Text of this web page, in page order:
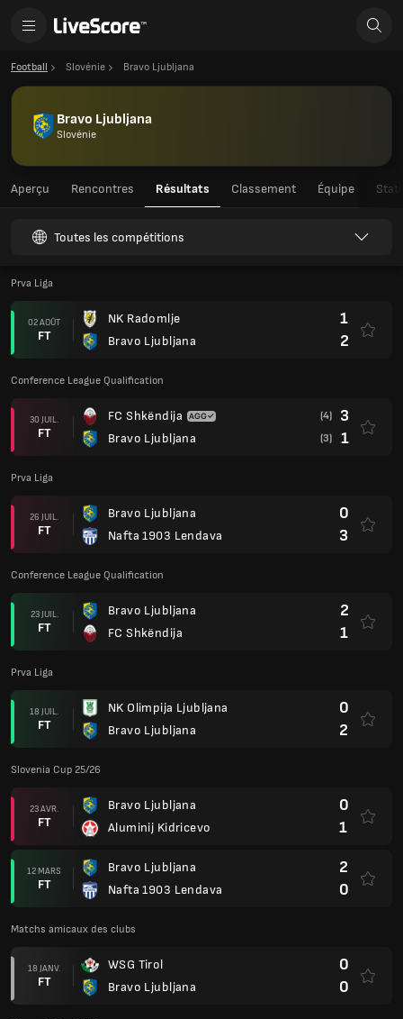
Football Slovénie Bravo Ljubljana
Bravo Ljubljana
Slovénie
Aperçu Rencontres Résultats Classement Équipe
Toutes les compétitions
Prva Liga
02 AOÛT
FT
NK Radomlje
Bravo Ljubljana
1
2
Conference League Qualification
30 JUIL.
FT
FC Shkëndija
Bravo Ljubljana
(4) 3
(3) 1
Prva Liga
26 JUIL.
FT
Bravo Ljubljana
Nafta 1903 Lendava
0
3
Conference League Qualification
23 JUIL.
FT
Bravo Ljubljana
FC Shkëndija
2
1
Prva Liga
18 JUIL.
FT
NK Olimpija Ljubljana
Bravo Ljubljana
0
2
Slovenia Cup 25/26
23 AVR.
FT
Bravo Ljubljana
Aluminij Kidricevo
0
1
12 MARS
FT
Bravo Ljubljana
Nafta 1903 Lendava
2
0
Matchs amicaux des clubs
18 JANV.
FT
WSG Tirol
Bravo Ljubljana
0
0